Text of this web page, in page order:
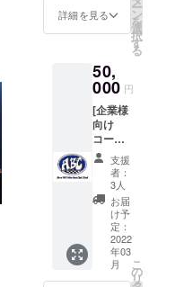
を掲載
す。
「※支援
時、必
ず備考
欄にご
希望の
お名前
をご記
入くだ
さ
い。」
ただき
ます。
(DVDが
第の発
送とな
りま
す。) ・
オリジ
ナル公
演Tシャ
ツを送
らせて
いただ
きま
す。
（※T
シャツ
デザイ
詳細を見る ー
ン
を
選
択
す
る
50,
000 円
[企業様
向け
コー
ス］ ・
公演に
て、全
座席に
企業様
のフラ
イヤー
を置か
せてい
ただ
支援
者：
3人
お届
け予
定：
2022
年03
月
こ
の
リ